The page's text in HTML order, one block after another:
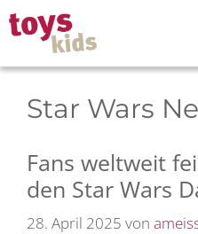
Zum
Inhalt
springen
Star Wars
Fans weltweit
den Star Wars
28. April 2025 von